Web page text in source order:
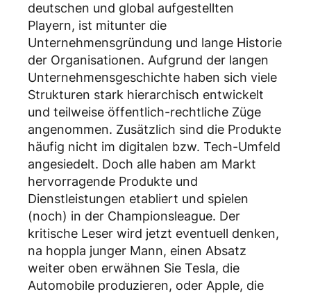
deutschen und global aufgestellten
Playern, ist mitunter die
Unternehmensgründung und lange Historie
der Organisationen. Aufgrund der langen
Unternehmensgeschichte haben sich viele
Strukturen stark hierarchisch entwickelt
und teilweise öffentlich-rechtliche Züge
angenommen. Zusätzlich sind die Produkte
häufig nicht im digitalen bzw. Tech-Umfeld
angesiedelt. Doch alle haben am Markt
hervorragende Produkte und
Dienstleistungen etabliert und spielen
(noch) in der Championsleague. Der
kritische Leser wird jetzt eventuell denken,
na hoppla junger Mann, einen Absatz
weiter oben erwähnen Sie Tesla, die
Automobile produzieren, oder Apple, die